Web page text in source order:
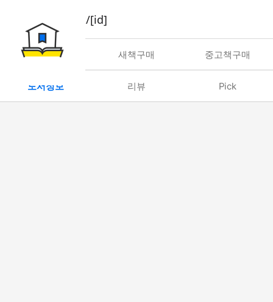
book/rent/[id]
대여 새책구매 중고책구매
도서정보 리뷰 Pick